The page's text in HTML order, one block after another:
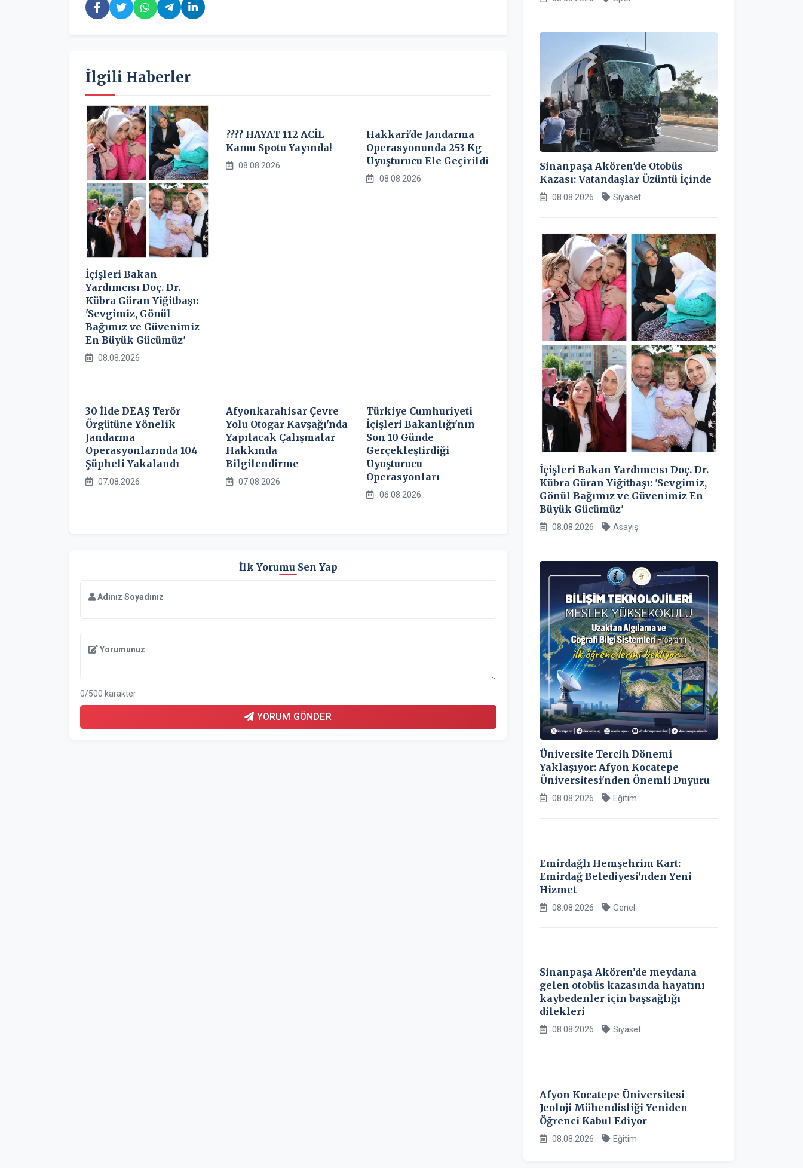
İlgili Haberler
İçişleri Bakan
Yardımcısı Doç. Dr.
Kübra Güran Yiğitbaşı:
'Sevgimiz, Gönül
Bağımız ve Güvenimiz
En Büyük Gücümüz'
08.08.2026
???? HAYAT 112 ACİL
Kamu Spotu Yayında!
08.08.2026
Hakkari'de Jandarma
Operasyonunda 253 Kg
Uyuşturucu Ele Geçirildi
08.08.2026
30 İlde DEAŞ Terör
Örgütüne Yönelik
Jandarma
Operasyonlarında 104
Şüpheli Yakalandı
07.08.2026
Afyonkarahisar Çevre
Yolu Otogar Kavşağı'nda
Yapılacak Çalışmalar
Hakkında
Bilgilendirme
07.08.2026
Türkiye Cumhuriyeti
İçişleri Bakanlığı'nın
Son 10 Günde
Gerçekleştirdiği
Uyuşturucu
Operasyonları
06.08.2026
İlk Yorumu Sen Yap
Adınız Soyadınız
Yorumunuz
0/500 karakter
YORUM GÖNDER
Sinanpaşa Akören'de Otobüs
Kazası: Vatandaşlar Üzüntü İçinde
08.08.2026 Siyaset
İçişleri Bakan Yardımcısı Doç. Dr.
Kübra Güran Yiğitbaşı: 'Sevgimiz,
Gönül Bağımız ve Güvenimiz En
Büyük Gücümüz'
08.08.2026 Asayiş
Üniversite Tercih Dönemi
Yaklaşıyor: Afyon Kocatepe
Üniversitesi'nden Önemli Duyuru
08.08.2026 Eğitim
Emirdağlı Hemşehrim Kart:
Emirdağ Belediyesi'nden Yeni
Hizmet
08.08.2026 Genel
Sinanpaşa Akören’de meydana
gelen otobüs kazasında hayatını
kaybedenler için başsağlığı
dilekleri
08.08.2026 Siyaset
Afyon Kocatepe Üniversitesi
Jeoloji Mühendisliği Yeniden
Öğrenci Kabul Ediyor
08.08.2026 Eğitim